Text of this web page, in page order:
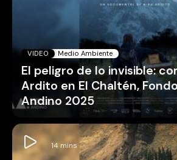
VIDEO Medio Ambiente
El peligro de lo invisible:
Ardito en El Chaltén,
Andino 2025